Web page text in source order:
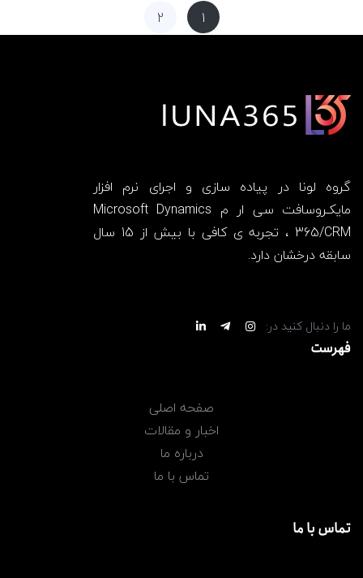
1
2
گروه لونا در پیاده سازی و اجرای نرم افزار
مایکـروسافت سی ار م Microsoft Dynamics
365/CRM ، تجربه ی کافی با بیش از 15 سال
سابقه درخشان دارد.
ما را دنبال کنید در:
فهرست
صفحه اصلی
اخبار و مقالات
درباره ما
تماس با ما
تماس با ما